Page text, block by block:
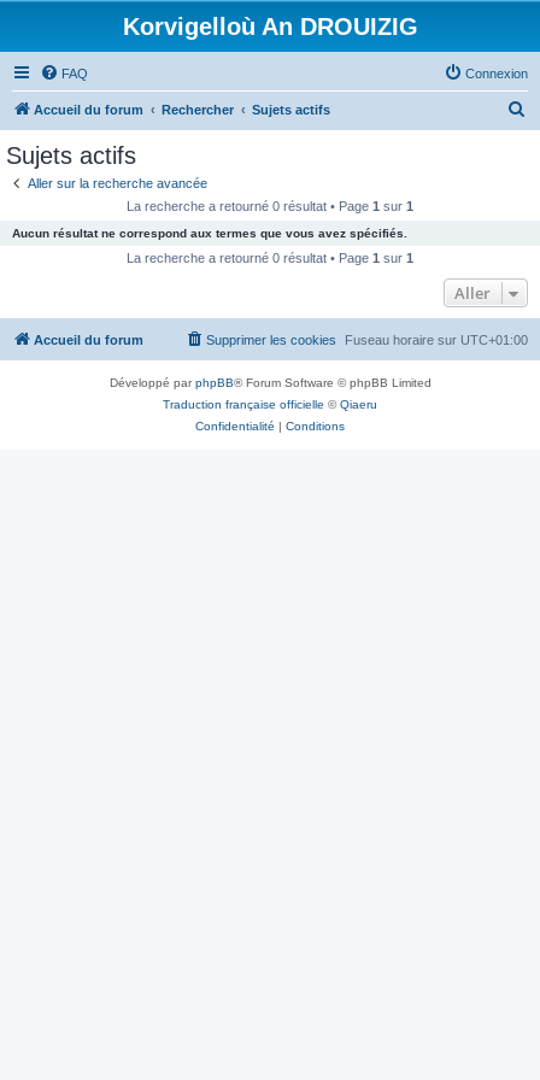
Korvigelloù An DROUIZIG
FAQ Connexion
Accueil du forum Rechercher Sujets actifs
c
e
Sujets actifs
Aller sur la recherche avancée
La recherche a retourné 0 résultat • Page 1 sur 1
Aucun résultat ne correspond aux termes que vous avez spécifiés.
La recherche a retourné 0 résultat • Page 1 sur 1
Aller
Accueil du forum Fuseau horaire sur UTC+01:00
Supprimer les cookies
Développé parphpBB® Forum Software © phpBB Limited
Traduction française officielle ©Qiaeru
Confidentialité | Conditions